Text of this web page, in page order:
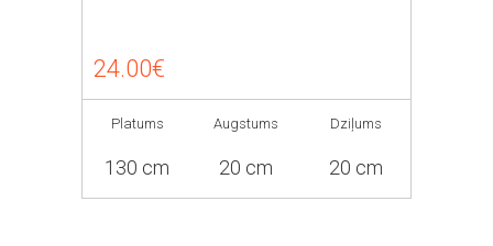
24.00€
Platums
130 cm
Augstums
20 cm
Dziļums
20 cm